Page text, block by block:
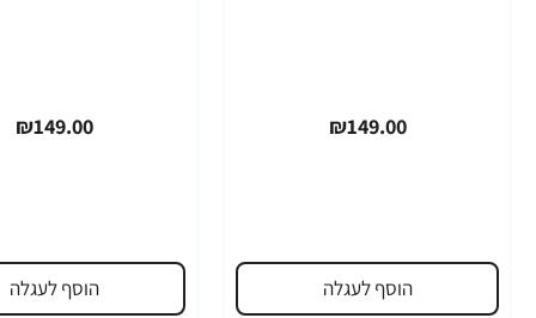
₪149.00
הוסף לעגלה
₪149.00
הוסף לעגלה